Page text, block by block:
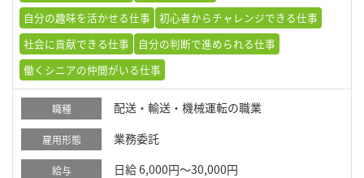
自分の趣味を活かせる仕事
初心者からチャレンジできる仕事
社会に貢献できる仕事
自分の判断で進められる仕事
働くシニアの仲間がいる仕事
職種 配送・輸送・機械運転の職業
雇用形態 業務委託
給与 日給 6,000円～30,000円